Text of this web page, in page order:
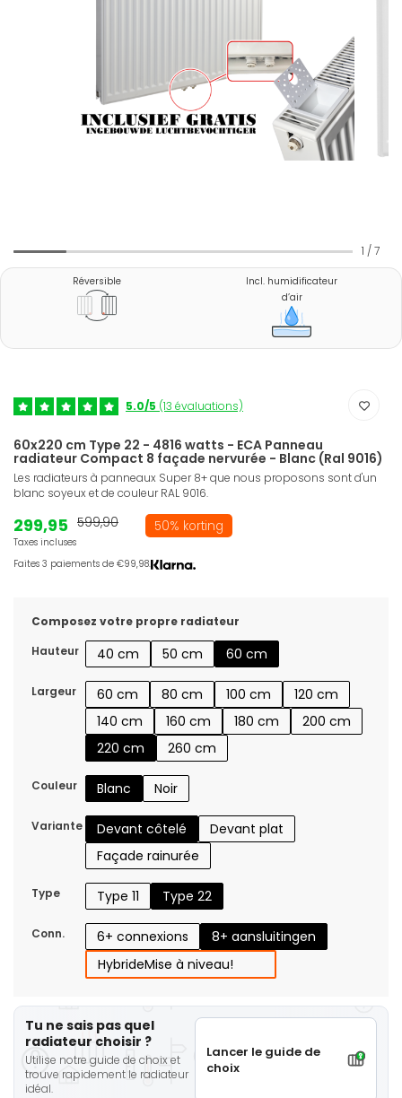
1 / 7
Réversible
Incl. humidificateur
d’air
5.0/5 (13 évaluations)
60x220 cm Type 22 - 4816 watts - ECA Panneau
radiateur Compact 8 façade nervurée - Blanc (Ral 9016)
Les radiateurs à panneaux Super 8+ que nous proposons sont d'un
blanc soyeux et de couleur RAL 9016.
299,95
Taxes incluses
599,90 50% korting
Faites 3 paiements de €99,98.
Composez votre propre radiateur
Hauteur
40 cm 50 cm 60 cm
Largeur 60 cm 80 cm 100 cm
120 cm
140 cm
160 cm 180 cm
200 cm
220 cm
260 cm
Couleur Blanc Noir
Variante Devant côtelé
Devant plat
Façade rainurée
Type Type 11 Type 22
Conn. 6+ connexions
8+ aansluitingen
HybrideMise à niveau!
Tu ne sais pas quel
radiateur choisir ?
Utilise notre guide de choix et
trouve rapidement le radiateur
idéal.
Lancer le guide de
choix